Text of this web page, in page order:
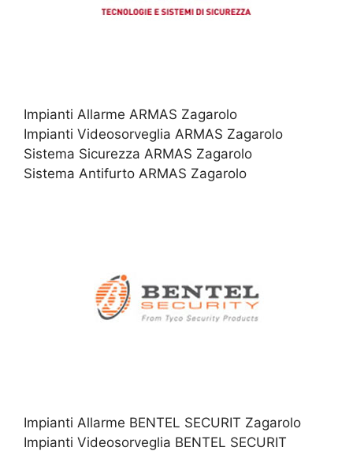
Impianti Allarme ARMAS Zagarolo
Impianti Videosorveglia ARMAS Zagarolo
Sistema Sicurezza ARMAS Zagarolo
Sistema Antifurto ARMAS Zagarolo
Impianti Allarme BENTEL SECURIT Zagarolo
Impianti Videosorveglia BENTEL SECURIT